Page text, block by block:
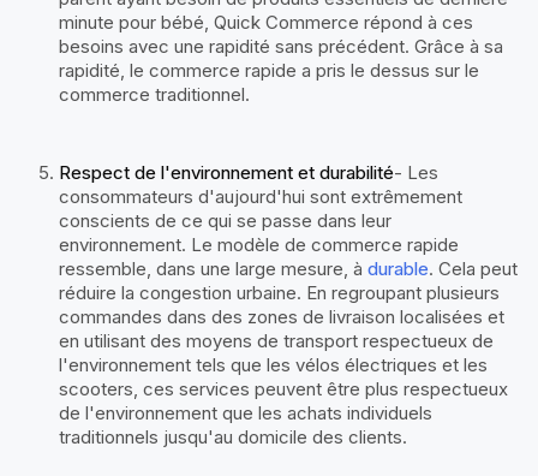
minute pour bébé, Quick Commerce répond à ces
besoins avec une rapidité sans précédent. Grâce à sa
rapidité, le commerce rapide a pris le dessus sur le
commerce traditionnel.
Respect de l'environnement et durabilité- Les
consommateurs d'aujourd'hui sont extrêmement
conscients de ce qui se passe dans leur
environnement. Le modèle de commerce rapide
ressemble, dans une large mesure, à durable. Cela peut
réduire la congestion urbaine. En regroupant plusieurs
commandes dans des zones de livraison localisées et
en utilisant des moyens de transport respectueux de
l'environnement tels que les vélos électriques et les
scooters, ces services peuvent être plus respectueux
de l'environnement que les achats individuels
traditionnels jusqu'au domicile des clients.